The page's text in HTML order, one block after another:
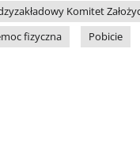
Komitet
fizyczna Pobicie